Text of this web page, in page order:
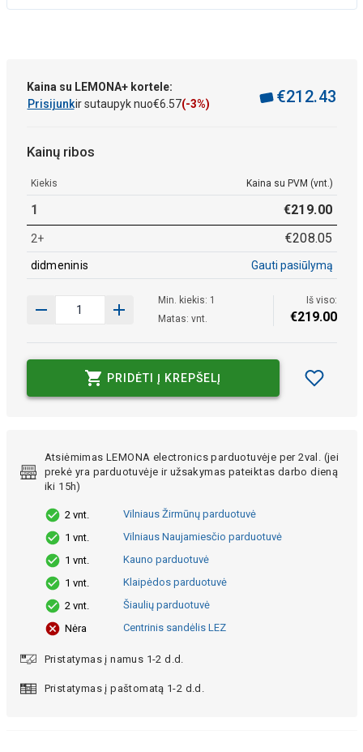
Kaina su LEMONA+ kortele:
Prisijunkir sutaupyk nuo€6.57(-3%) €212.43
Kainų ribos
Kiekis Kaina su PVM (vnt.)
1 €219.00
2+ €208.05
didmeninis Gauti pasiūlymą
Min. kiekis: 1
Matas: vnt.
Iš viso:
€219.00
PRIDĖTI Į KREPŠELĮ
Atsiėmimas LEMONA electronics parduotuvėje per 2val. (jei
prekė yra parduotuvėje ir užsakymas pateiktas darbo dieną
iki 15h)
2 vnt.
Vilniaus Žirmūnų parduotuvė
1 vnt.
Vilniaus Naujamiesčio parduotuvė
1 vnt.
Kauno parduotuvė
1 vnt.
Klaipėdos parduotuvė
2 vnt.
Šiaulių parduotuvė
Nėra
Centrinis sandėlis LEZ
Pristatymas į namus 1-2 d.d.
Pristatymas į paštomatą 1-2 d.d.